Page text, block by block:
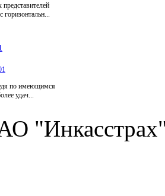
по имеющимся
удач...